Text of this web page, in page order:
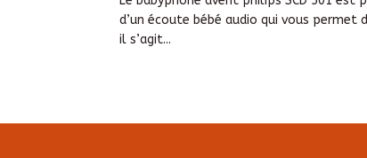
d’un écoute bébé audio qui vous
il s’agit...